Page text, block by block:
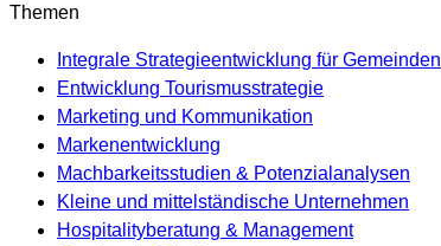
Themen
Integrale Strategieentwicklung für Gemeinden
Entwicklung Tourismusstrategie
Marketing und Kommunikation
Markenentwicklung
Machbarkeitsstudien & Potenzialanalysen
Kleine und mittelständische Unternehmen
Hospitalityberatung & Management